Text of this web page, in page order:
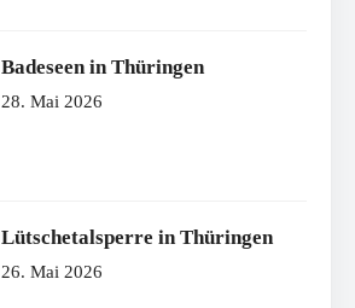
Badeseen in Thüringen
28. Mai 2026
Lütschetalsperre in Thüringen
26. Mai 2026